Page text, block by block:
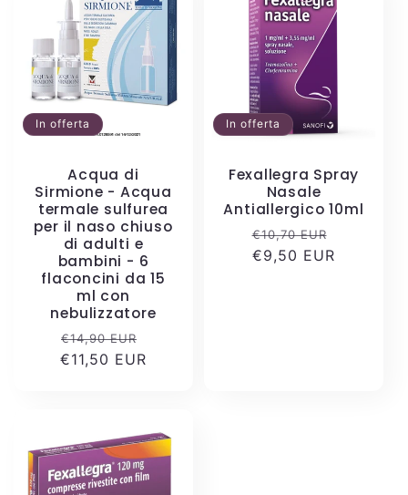
e
n
e
In offerta
Acqua di
Sirmione - Acqua
termale sulfurea
per il naso chiuso
di adulti e
bambini - 6
flaconcini da 15
ml con
nebulizzatore
Prezzo
di
€14,90 EUR
€11,50 EUR
In offerta
Fexallegra Spray
Nasale
Antiallergico 10ml
Prezzo
di
€10,70 EUR
€9,50 EUR